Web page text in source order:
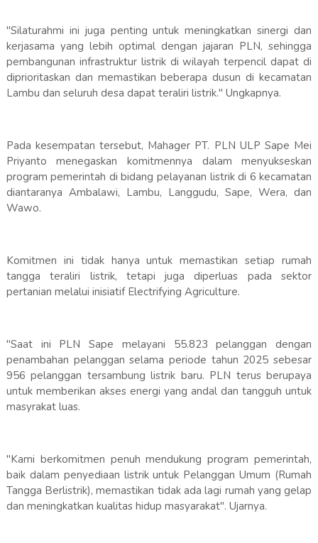
"Silaturahmi ini juga penting untuk meningkatkan sinergi dan
kerjasama yang lebih optimal dengan jajaran PLN, sehingga
pembangunan infrastruktur listrik di wilayah terpencil dapat di
diprioritaskan dan memastikan beberapa dusun di kecamatan
Lambu dan seluruh desa dapat teraliri listrik." Ungkapnya.
Pada kesempatan tersebut, Mahager PT. PLN ULP Sape Mei
Priyanto menegaskan komitmennya dalam menyukseskan
program pemerintah di bidang pelayanan listrik di 6 kecamatan
diantaranya Ambalawi, Lambu, Langgudu, Sape, Wera, dan
Wawo.
Komitmen ini tidak hanya untuk memastikan setiap rumah
tangga teraliri listrik, tetapi juga diperluas pada sektor
pertanian melalui inisiatif Electrifying Agriculture.
"Saat ini PLN Sape melayani 55.823 pelanggan dengan
penambahan pelanggan selama periode tahun 2025 sebesar
956 pelanggan tersambung listrik baru. PLN terus berupaya
untuk memberikan akses energi yang andal dan tangguh untuk
masyrakat luas.
"Kami berkomitmen penuh mendukung program pemerintah,
baik dalam penyediaan listrik untuk Pelanggan Umum (Rumah
Tangga Berlistrik), memastikan tidak ada lagi rumah yang gelap
dan meningkatkan kualitas hidup masyarakat". Ujarnya.